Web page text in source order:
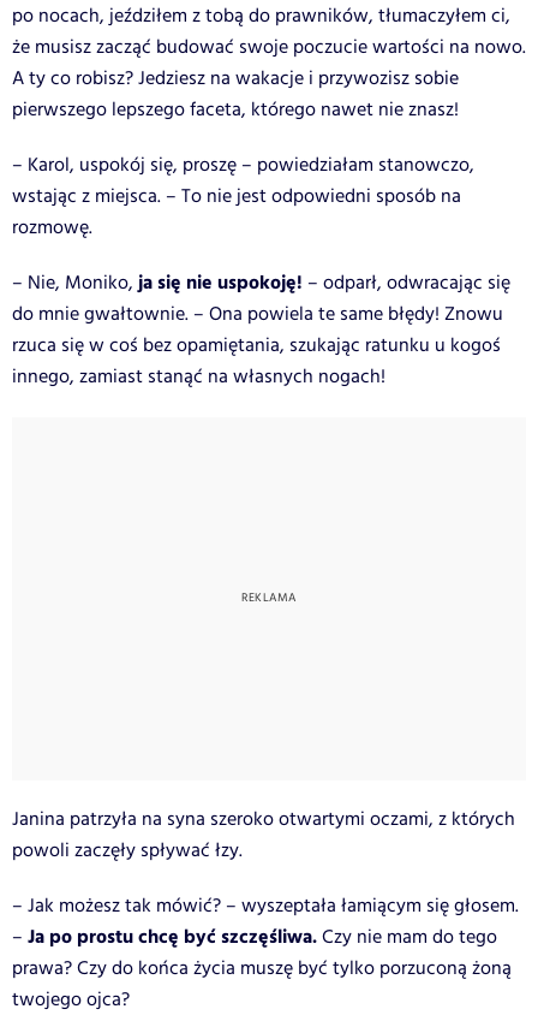
po nocach, jeździłem z tobą do prawników, tłumaczyłem ci,
że musisz zacząć budować swoje poczucie wartości na nowo.
A ty co robisz? Jedziesz na wakacje i przywozisz sobie
pierwszego lepszego faceta, którego nawet nie znasz!
– Karol, uspokój się, proszę – powiedziałam stanowczo,
wstając z miejsca. – To nie jest odpowiedni sposób na
rozmowę.
– Nie, Moniko,ja się nie uspokoję! – odparł, odwracając się
do mnie gwałtownie. – Ona powiela te same błędy! Znowu
rzuca się w coś bez opamiętania, szukając ratunku u kogoś
innego, zamiast stanąć na własnych nogach!
Janina patrzyła na syna szeroko otwartymi oczami, z których
powoli zaczęły spływać łzy.
– Jak możesz tak mówić? – wyszeptała łamiącym się głosem.
– Ja po prostu chcę być szczęśliwa.Czy nie mam do tego
prawa? Czy do końca życia muszę być tylko porzuconą żoną
twojego ojca?